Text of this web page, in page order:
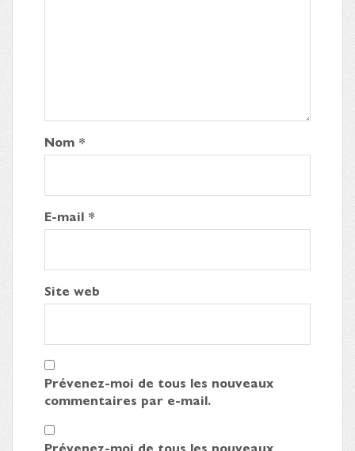
Nom *
E-mail *
Site web
Prévenez-moi de tous les nouveaux
commentaires par e-mail.